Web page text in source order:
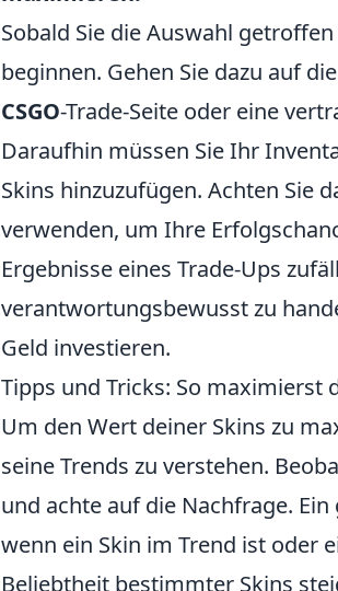
Sobald Sie die Auswahl
beginnen. Gehen Sie dazu auf
CSGO-Trade-Seite oder eine
Daraufhin müssen Sie Ihr
Skins hinzuzufügen. Achten Sie
verwenden, um Ihre
Ergebnisse eines Trade-Ups
verantwortungsbewusst zu
Geld investieren.
Tipps und Tricks: So maximierst
Um den Wert deiner Skins zu
seine Trends zu verstehen.
und achte auf die Nachfrage.
wenn ein Skin im Trend ist oder
Beliebtheit bestimmter Skins